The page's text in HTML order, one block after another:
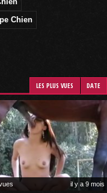
Chien
LES PLUS VUES DATE
il y a 9 mois